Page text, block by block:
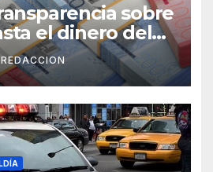
sobre
el dinero del
de Salud
REDACCION